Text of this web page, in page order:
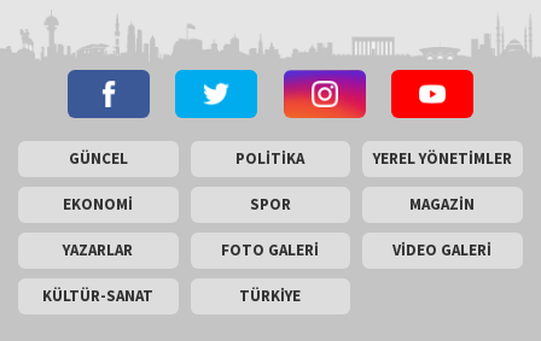
GÜNCEL POLİTİKA YEREL YÖNETİMLER
EKONOMİ SPOR MAGAZİN
YAZARLAR FOTO GALERİ VİDEO GALERİ
KÜLTÜR-SANAT TÜRKİYE